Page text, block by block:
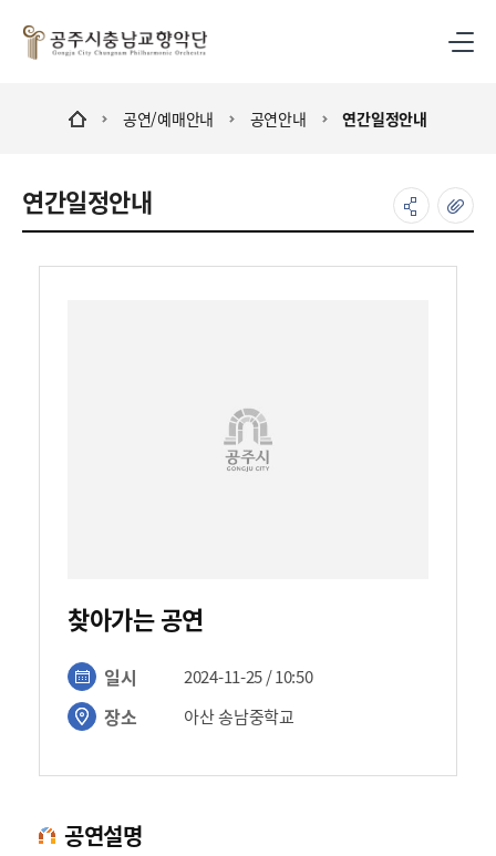
공연/예매안내 공연안내 연간일정안내
연간일정안내
찾아가는 공연
일시 2024-11-25 / 10:50
장소 아산 송남중학교
공연설명